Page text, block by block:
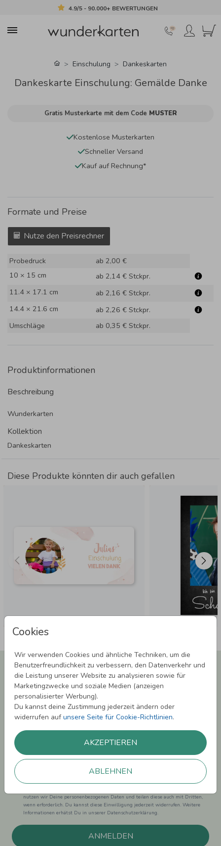
4.9/5 - 90.000+ BEWERTUNGEN
Cookies
Wir verwenden Cookies und ähnliche Techniken, um die
Benutzerfreundlichkeit zu verbessern, den Datenverkehr und
die Leistung unserer Website zu analysieren sowie für
Marketingzwecke und soziale Medien (anzeigen
personalisierter Werbung).
Du kannst deine Zustimmung jederzeit ändern oder
widerrufen aufunsere Seite für Cookie-Richtlinien.
AKZEPTIEREN
ABLEHNEN
Einschulung Dankeskarten
Dankeskarte Einschulung: Gemälde Danke
Gratis Musterkarte mit dem Code MUSTER
Kostenlose Musterkarten
Schneller Versand
Kauf auf Rechnung*
Formate und Preise
Nutze den Preisrechner
Probedruck
ab 2,00 €
10 × 15 cm
ab 2,14 € Stckpr.
11.4 × 17.1 cm
ab 2,16 € Stckpr.
14.4 × 21.6 cm
ab 2,26 € Stckpr.
Umschläge
ab 0,35 € Stckpr.
Produktinformationen
Beschreibung
Wunderkarten
Kollektion
Dankeskarten
Diese Produkte könnten dir auch gefallen
Newsletter abonnieren und 5,00 € Rabatt**
sichern!
Melde Dich zu unserem Newsletter an und bleibe auf dem
Laufenden.
Einwilligung zur Datennutzung für Marketingzwecke: Hiermit willigst Du ein,
können. Dies umfasst den Versand unseres Newsletters. Zudem können wir Dir
Produktinformationen zu Deinen Interessen auf anderen Plattformen wie
nutzen wir Deine personenbezogenen Daten und teilen diese auch mit Dritten,
wenn erforderlich. Du kannst diese Einwilligung jederzeit widerrufen. Weitere
Informationen erhätst Du in unserer Datenschutzerklärung.
ANMELDEN